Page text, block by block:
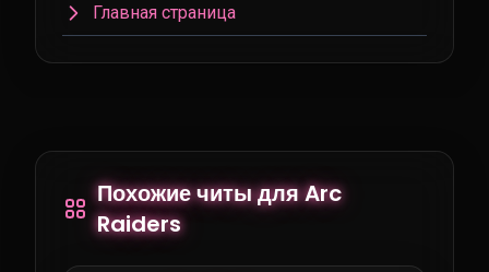
Главная страница
Похожие читы для Arc
Raiders